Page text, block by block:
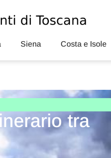
Siena Costa e Isole
tra